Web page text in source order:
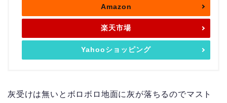
Amazon
楽天市場
Yahooショッピング
灰受けは無いとボロボロ地面に灰が落ちるのでマスト